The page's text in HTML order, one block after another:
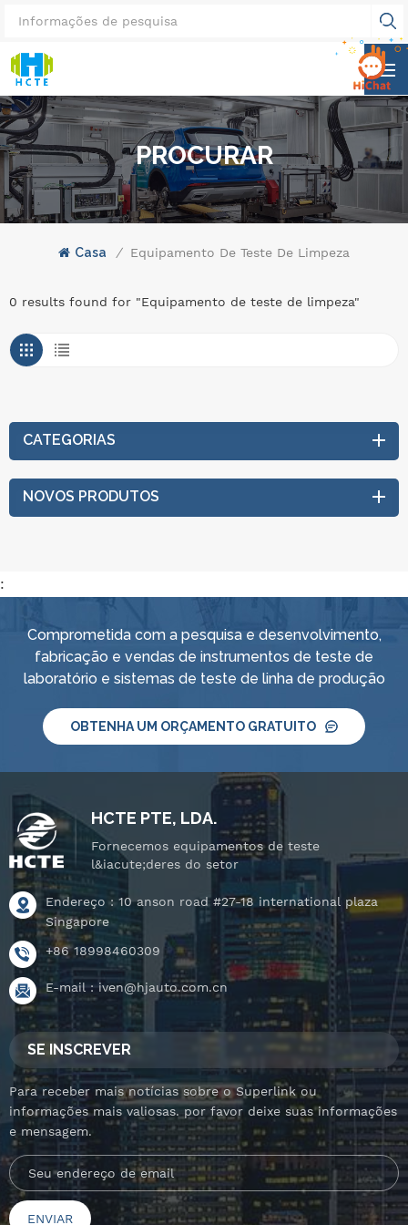
PROCURAR
Casa / Equipamento De Teste De Limpeza
0 results found for "Equipamento de teste de limpeza"
CATEGORIAS
NOVOS PRODUTOS
:
Comprometida com a pesquisa e desenvolvimento,
fabricação e vendas de instrumentos de teste de
laboratório e sistemas de teste de linha de produção
OBTENHA UM ORÇAMENTO GRATUITO
HCTE PTE, LDA.
Fornecemos equipamentos de teste
l&iacute;deres do setor
Endereço : 10 anson road #27-18 international plaza
Singapore
+86 18998460309
E-mail :iven@hjauto.com.cn
SE INSCREVER
Para receber mais notícias sobre o Superlink ou
informações mais valiosas. por favor deixe suas informações
e mensagem.